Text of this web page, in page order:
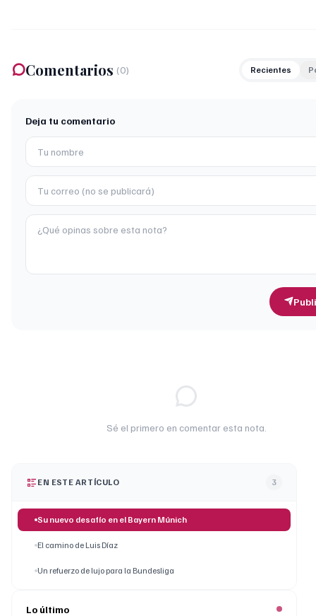
Comentarios (0) Recientes
Deja tu comentario
Sé el primero en comentar esta nota.
EN ESTE ARTÍCULO 3
Su nuevo desafío en el Bayern Múnich
El camino de Luis Díaz
Un refuerzo de lujo para la Bundesliga
Lo último